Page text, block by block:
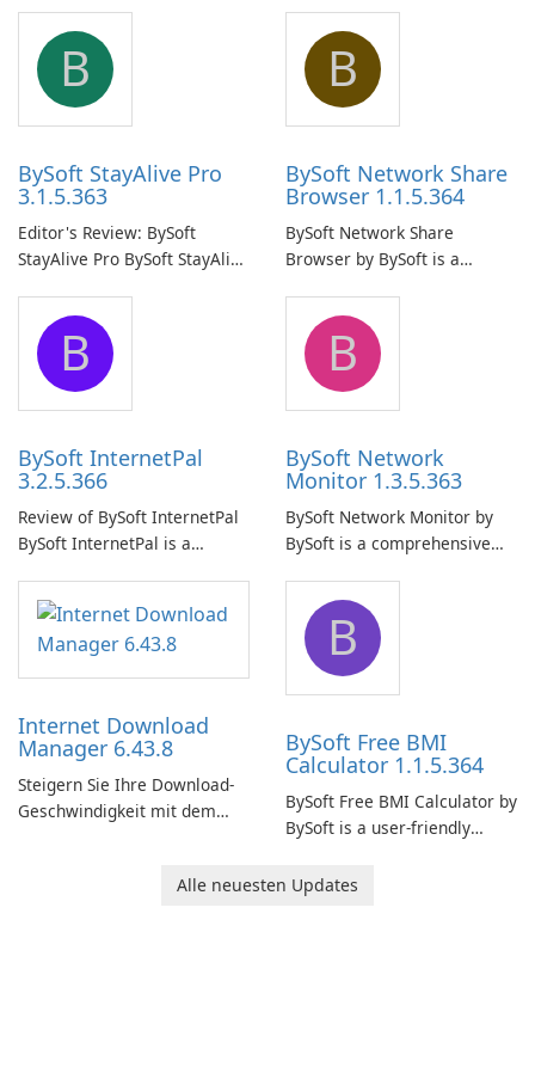
B
BySoft StayAlive Pro
3.1.5.363
Editor's Review: BySoft
StayAlive Pro BySoft StayAlive
application designed to
ensure the continuous and
uninterrupted operation of
your computer system.
B
BySoft Network Share
Browser 1.1.5.364
BySoft Network Share
Browser by BySoft is a
application that allows users
to easily browse and manage
shared folders on their
network.
B
BySoft InternetPal
3.2.5.366
Review of BySoft InternetPal
BySoft InternetPal is a
application designed to
monitor your internet
connection and provide real-
time insights into its
B
BySoft Network
Monitor 1.3.5.363
BySoft Network Monitor by
BySoft is a comprehensive
designed to help businesses
effectively manage their
network infrastructure.
Internet Download
Manager 6.43.8
Steigern Sie Ihre Download-
Geschwindigkeit mit dem
B
BySoft Free BMI
Calculator 1.1.5.364
BySoft Free BMI Calculator by
BySoft is a user-friendly
designed to help you
Alle neuesten Updates